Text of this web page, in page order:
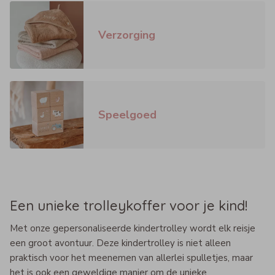
Verzorging
Speelgoed
Een unieke trolleykoffer voor je kind!
Met onze gepersonaliseerde kindertrolley wordt elk reisje
een groot avontuur. Deze kindertrolley is niet alleen
praktisch voor het meenemen van allerlei spulletjes, maar
het is ook een geweldige manier om de unieke